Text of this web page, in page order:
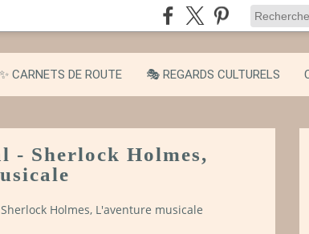
✨ CARNETS DE ROUTE 🎭 REGARDS CULTURELS
Sherlock Holmes,
Holmes, L'aventure musicale